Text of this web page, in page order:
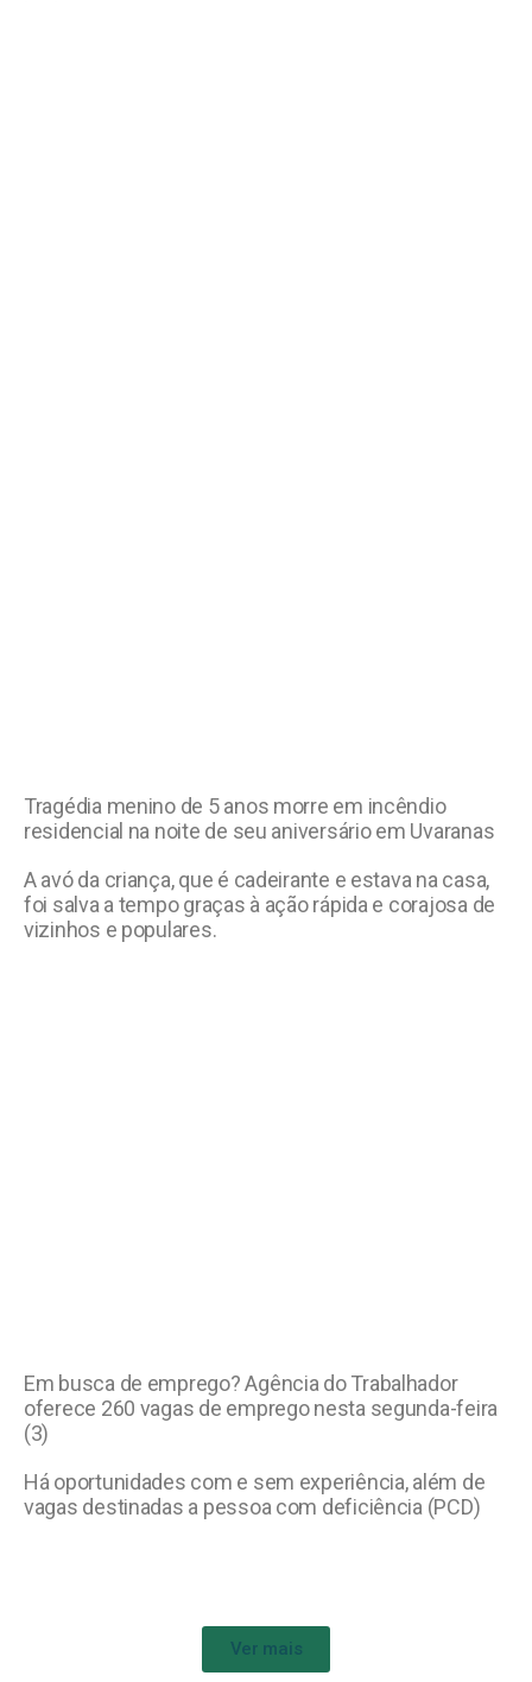
Tragédia menino de 5 anos morre em incêndio
residencial na noite de seu aniversário em Uvaranas
A avó da criança, que é cadeirante e estava na casa,
foi salva a tempo graças à ação rápida e corajosa de
vizinhos e populares.
Em busca de emprego? Agência do Trabalhador
oferece 260 vagas de emprego nesta segunda-feira
(3)
Há oportunidades com e sem experiência, além de
vagas destinadas a pessoa com deficiência (PCD)
Ver mais